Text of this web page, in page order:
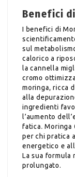
Benefici
I benefici di
sul
calorico a
la cannella
cromo
moringa, ricca
alla
ingredienti
l’aumento
fatica. Moringa
per chi pratica
energetico e
La sua formula
prolungato.